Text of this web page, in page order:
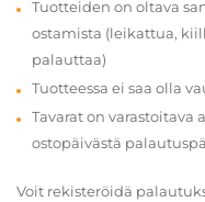
Tuotteiden on oltava
ostamista (leikattua,
palauttaa)
Tuotteessa ei saa olla
Tavarat on varastoitava
ostopäivästä
Voit rekisteröidä